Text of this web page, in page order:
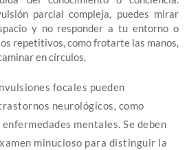
parcial compleja, puedes mirar
y no responder a tu entorno o
repetitivos, como frotarte las manos,
en círculos.
focales pueden
neurológicos, como
mentales. Se deben
minucioso para distinguir la